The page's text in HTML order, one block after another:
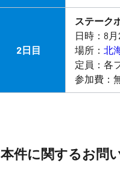
2日目
ステーク
日時：8
場所： 北
定員：各
参加費：
本件に関するお問